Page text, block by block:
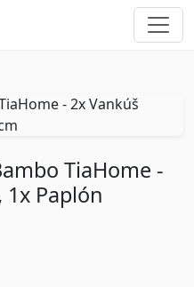
TiaHome -
1x Paplón